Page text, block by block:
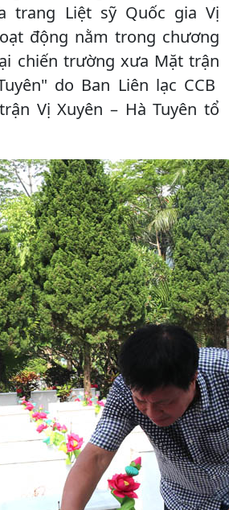
trang Liệt sỹ Quốc gia Vị
động nằm trong chương
chiến trường xưa Mặt trận
do Ban Liên lạc CCB
Vị Xuyên – Hà Tuyên tổ